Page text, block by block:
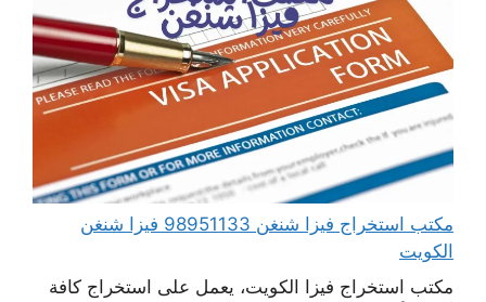
مكتب استخراج فيزا شنغن 98951133 فيزا شنغن
الكويت
مكتب استخراج فيزا الكويت، يعمل على استخراج كافة